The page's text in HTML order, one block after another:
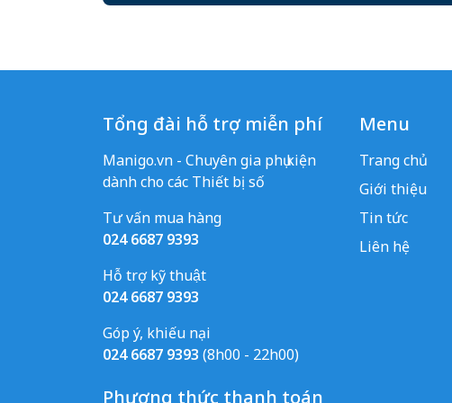
Tổng đài hỗ trợ miễn phí
Manigo.vn - Chuyên gia phụ kiện
dành cho các Thiết bị số
Tư vấn mua hàng
024 6687 9393
Hỗ trợ kỹ thuật
024 6687 9393
Góp ý, khiếu nại
024 6687 9393 (8h00 - 22h00)
Phương thức thanh toán
Menu
Trang chủ
Giới thiệu
Tin tức
Liên hệ